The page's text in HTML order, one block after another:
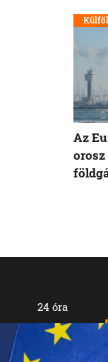
24 óra
Az